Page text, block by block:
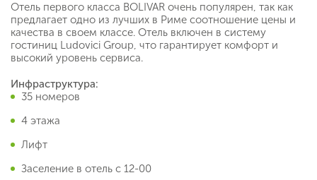
Отель первого класса BOLIVAR очень популярен, так как
предлагает одно из лучших в Риме соотношение цены и
качества в своем классе. Отель включен в систему
гостиниц Ludovici Group, что гарантирует комфорт и
высокий уровень сервиса.
Инфраструктура:
35 номеров
4 этажа
Лифт
Заселение в отель с 12-00